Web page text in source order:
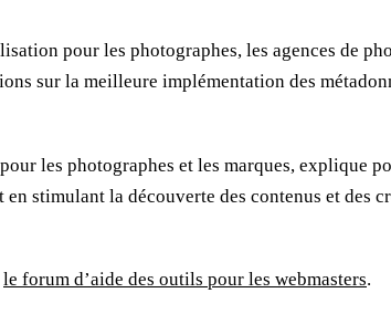
pour les photographes, les agences de
sur la meilleure implémentation des
les photographes et les marques, explique
stimulant la découverte des contenus et des
le forum d’aide des outils pour les webmasters.